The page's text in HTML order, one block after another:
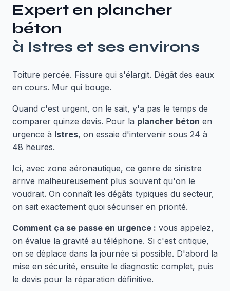
Expert en plancher
béton
à Istres et ses environs
Toiture percée. Fissure qui s'élargit. Dégât des eaux
en cours. Mur qui bouge.
Quand c'est urgent, on le sait, y'a pas le temps de
comparer quinze devis. Pour la plancher béton en
urgence à Istres, on essaie d'intervenir sous 24 à
48 heures.
Ici, avec zone aéronautique, ce genre de sinistre
arrive malheureusement plus souvent qu'on le
voudrait. On connaît les dégâts typiques du secteur,
on sait exactement quoi sécuriser en priorité.
Comment ça se passe en urgence : vous appelez,
on évalue la gravité au téléphone. Si c'est critique,
on se déplace dans la journée si possible. D'abord la
mise en sécurité, ensuite le diagnostic complet, puis
le devis pour la réparation définitive.